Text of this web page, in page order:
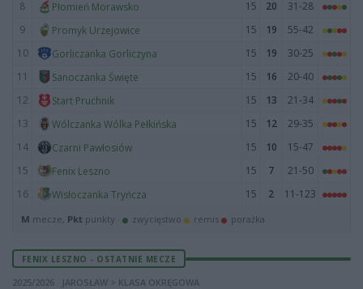
8
Płomień Morawsko 15 20
31-28
9
Promyk Urzejowice 15 19
55-42
10
Gorliczanka Gorliczyna 15 19
30-25
11
Sanoczanka Święte 15 16
20-40
12
Start Pruchnik 15 13
21-34
13
Wólczanka Wólka Pełkińska 15 12
29-35
14
Czarni Pawłosiów 15 10
15-47
15
Fenix Leszno 15 7
21-50
16
Wisłoczanka Tryńcza 15 2 11-123
M mecze, Pkt punkty · zwycięstwo remis porażka
FENIX LESZNO - OSTATNIE MECZE
2025/2026 · JAROSŁAW > KLASA OKRĘGOWA